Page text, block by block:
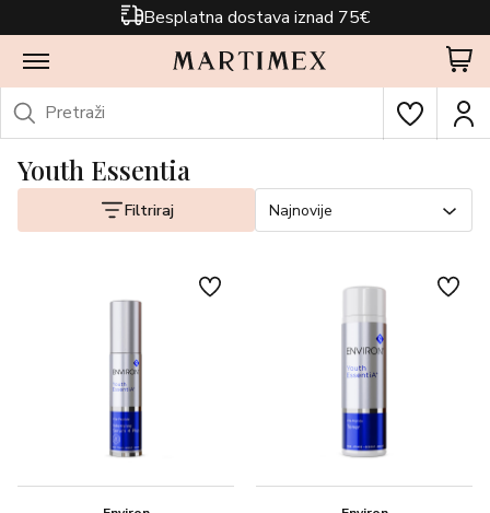
Besplatna dostava iznad 75€
Youth Essentia
Filtriraj Najnovije